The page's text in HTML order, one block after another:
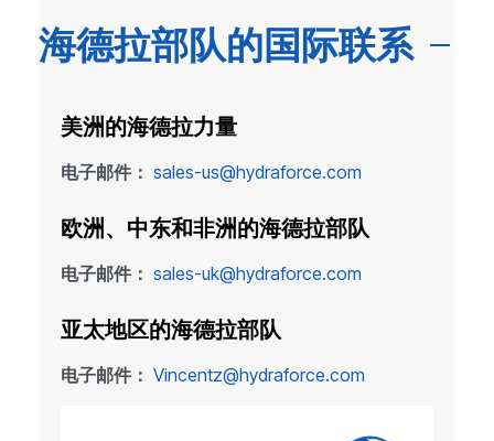
海德拉部队的国际联系
美洲的海德拉力量
电子邮件： sales-us@hydraforce.com
欧洲、中东和非洲的海德拉部队
电子邮件： sales-uk@hydraforce.com
亚太地区的海德拉部队
电子邮件： Vincentz@hydraforce.com